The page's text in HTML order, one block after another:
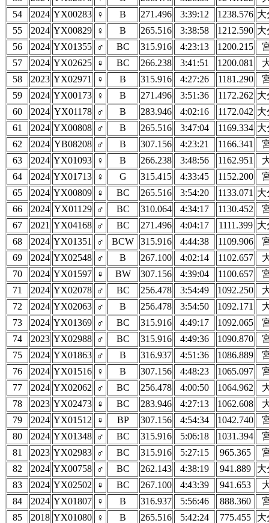
54
2024 YX00283 ♀ B 271.496 3:39:12 1238.576 大
55
2024 YX00829 ♀ B 265.516 3:38:58 1212.590 大
56
2024 YX01355 ♂ BC 315.916 4:23:13 1200.215
57
2024 YX02625 ♀ BC 266.238 3:41:51 1200.081
58
2023 YX02971 ♀ B 315.916 4:27:26 1181.290
59
2024 YX00173 ♀ B 271.496 3:51:36 1172.262 大
60
2024 YX01178 ♂ B 283.946 4:02:16 1172.042 大
61
2024 YX00808 ♂ B 265.516 3:47:04 1169.334 大
62
2024 YB08208 ♂ B 307.156 4:23:21 1166.341
63
2024 YX01093 ♀ B 266.238 3:48:56 1162.951
64
2024 YX01713 ♀ G 315.415 4:33:45 1152.200
65
2024 YX00809 ♀ BC 265.516 3:54:20 1133.071 大
66
2024 YX01129 ♂ BC 310.064 4:34:17 1130.452
67
2021 YX04168 ♂ BC 271.496 4:04:17 1111.399 大
68
2024 YX01351 ♂ BCW 315.916 4:44:38 1109.906
69
2024 YX02548 ♂ B 267.100 4:02:14 1102.657
70
2024 YX01597 ♀ BW 307.156 4:39:04 1100.657
71
2024 YX02078 ♂ BC 256.478 3:54:49 1092.250
72
2024 YX02063 ♂ B 256.478 3:54:50 1092.171
73
2024 YX01369 ♂ BC 315.916 4:49:17 1092.065
74
2023 YX02988 ♂ BC 315.916 4:49:36 1090.870
75
2024 YX01863 ♂ B 316.937 4:51:36 1086.889
76
2024 YX01516 ♀ B 307.156 4:48:23 1065.097
77
2024 YX02062 ♂ BC 256.478 4:00:50 1064.962
78
2023 YX02473 ♀ BC 283.946 4:27:13 1062.608
79
2024 YX01512 ♀ BP 307.156 4:54:34 1042.740
80
2024 YX01348 ♂ BC 315.916 5:06:18 1031.394
81
2023 YX02983 ♂ BC 315.916 5:27:15 965.365
82
2024 YX00758 ♂ BC 262.143 4:38:19 941.889
大
83
2024 YX02502 ♀ BC 267.100 4:43:39 941.653
84
2024 YX01807 ♀ B 316.937 5:56:46 888.360
85
2018 YX01080 ♀ B 265.516 5:42:24 775.455
大